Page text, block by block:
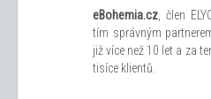
eBohemia.cz , člen
tím správným
již více než 10 let a za
tisíce klientů.